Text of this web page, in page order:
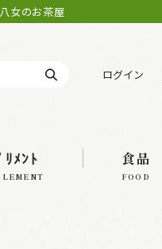
女のお茶屋
ログイン
ﾘﾒﾝﾄ 食品
FOOD